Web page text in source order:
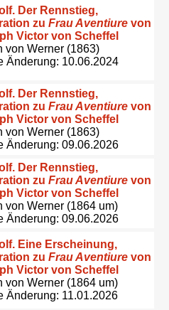
Der Rennstieg,
zu Frau Aventiure von
Victor von Scheffel
von Werner (1863)
Änderung: 10.06.2024
Der Rennstieg,
zu Frau Aventiure von
Victor von Scheffel
von Werner (1863)
Änderung: 09.06.2026
Der Rennstieg,
zu Frau Aventiure von
Victor von Scheffel
von Werner (1864 um)
Änderung: 09.06.2026
Eine Erscheinung,
zu Frau Aventiure von
Victor von Scheffel
von Werner (1864 um)
Änderung: 11.01.2026